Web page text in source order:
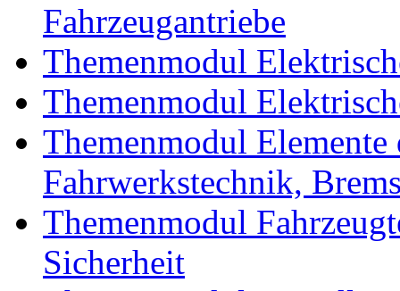
Fahrzeugantriebe
Themenmodul
Themenmodul
Themenmodul Elemente
Fahrwerkstechnik,
Themenmodul
Sicherheit